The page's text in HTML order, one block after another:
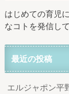
はじめての育児
なコトを発信し
最近の投稿
エルジャポン平